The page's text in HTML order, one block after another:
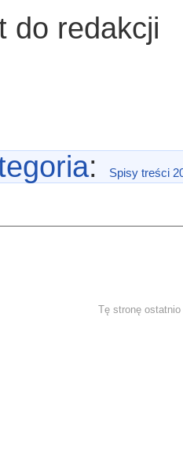
do redakcji
: Spisy treści
Tę stronę